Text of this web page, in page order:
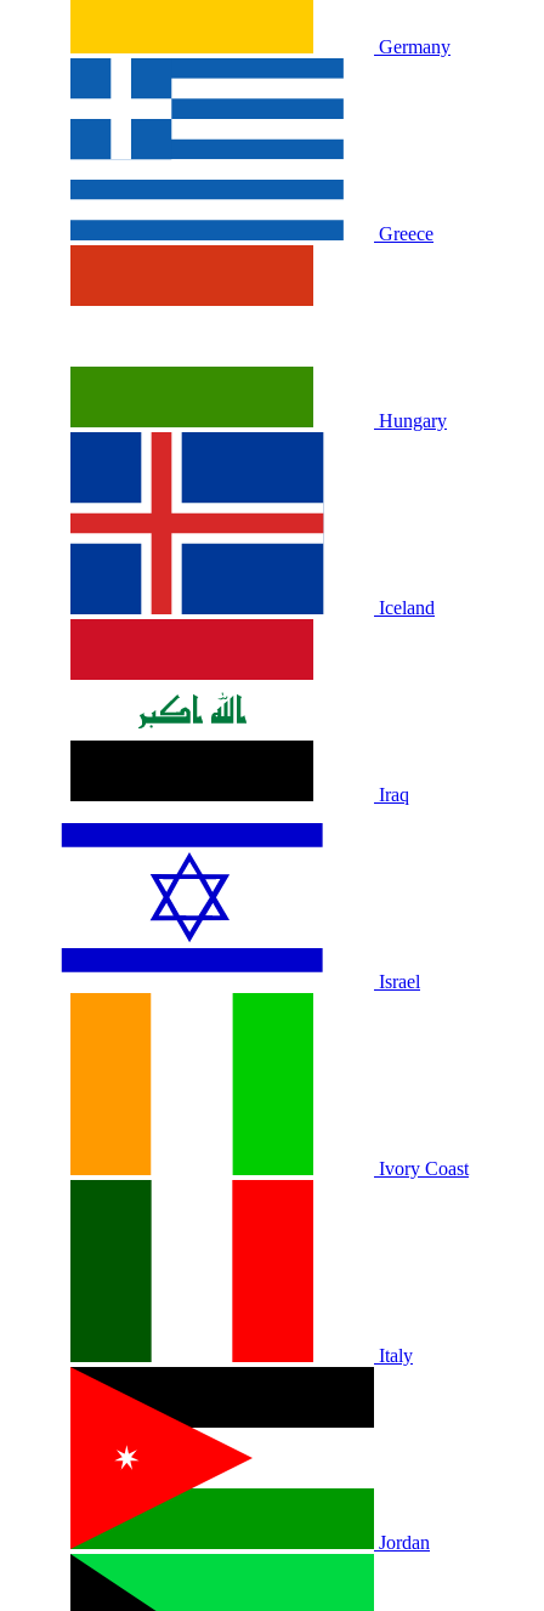
Germany
Greece
Hungary
Iceland
Iraq
Israel
Ivory Coast
Italy
Jordan